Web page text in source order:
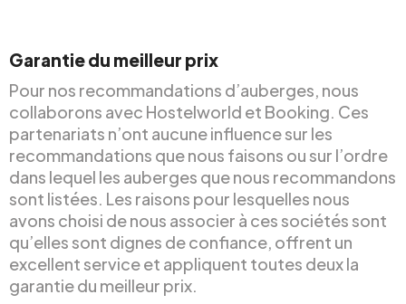
Garantie du meilleur prix
Pour nos recommandations d’auberges, nous
collaborons avec Hostelworld et Booking. Ces
partenariats n’ont aucune influence sur les
recommandations que nous faisons ou sur l’ordre
dans lequel les auberges que nous recommandons
sont listées. Les raisons pour lesquelles nous
avons choisi de nous associer à ces sociétés sont
qu’elles sont dignes de confiance, offrent un
excellent service et appliquent toutes deux la
garantie du meilleur prix.